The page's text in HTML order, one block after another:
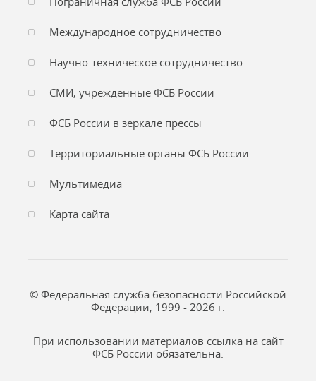
Международное сотрудничество
Научно-техническое сотрудничество
СМИ, учреждённые ФСБ России
ФСБ России в зеркале прессы
Территориальные органы ФСБ России
Мультимедиа
Карта сайта
© Федеральная служба безопасности Российской
Федерации, 1999 - 2026 г.
При использовании материалов ссылка на сайт
ФСБ России обязательна.